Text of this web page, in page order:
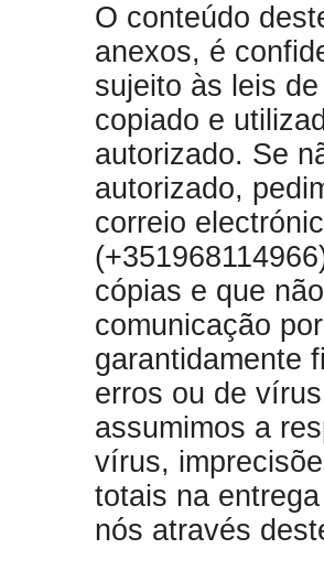
O conteúdo
anexos, é
sujeito às leis
copiado e
autorizado. Se
autorizado,
correio
cópias e que
comunicação
garantidamente
erros ou de
assumimos a
vírus,
totais na
nós através